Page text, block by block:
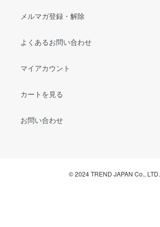
メルマガ登録・解除
よくあるお問い合わせ
マイアカウント
カートを見る
お問い合わせ
© 2024 TREND JAPAN Co., LTD.